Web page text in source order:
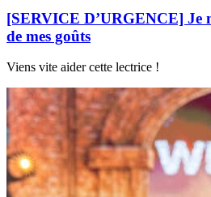
[SERVICE D’URGENCE] Je
de mes goûts
Viens vite aider cette lectrice !